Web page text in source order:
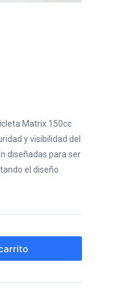
Matrix 150cc
y visibilidad del
diseñadas para ser
el diseño